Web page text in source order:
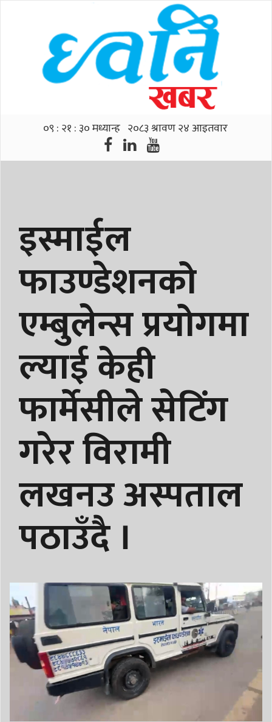
इस्माईल
फाउण्डेशनको
एम्बुलेन्स प्रयोगमा
ल्याई केही
फार्मेसीले सेटिंग
गरेर विरामी
लखनउ अस्पताल
पठाउँदै ।